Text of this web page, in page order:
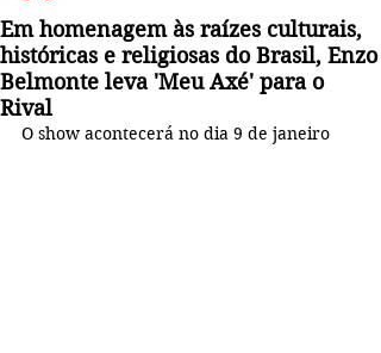
Em homenagem às raízes culturais,
históricas e religiosas do Brasil, Enzo
Belmonte leva 'Meu Axé' para o
Rival
O show acontecerá no dia 9 de janeiro